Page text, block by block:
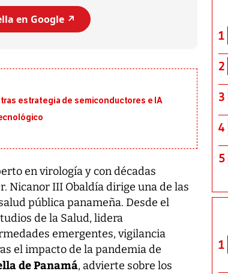
en Google ↗️
estrategia de semiconductores e IA
en virología y con décadas
Nicanor III Obaldía dirige una de las
pública panameña. Desde el
de la Salud, lidera
emergentes, vigilancia
el impacto de la pandemia de
de Panamá, advierte sobre los
1
2
3
4
5
1